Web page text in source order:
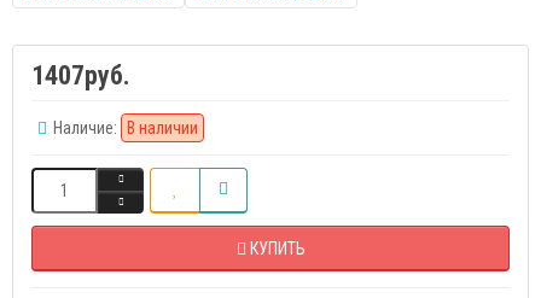
1407руб.
Наличие: В наличии
КУПИТЬ